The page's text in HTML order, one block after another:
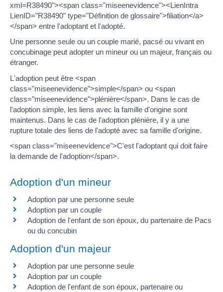
xml=R38490"><span class="miseenevidence"><LienIntra
LienID="R38490" type="Définition de glossaire">filiation</a>
</span> entre l'adoptant et l'adopté.
Une personne seule ou un couple marié, pacsé ou vivant en
concubinage peut adopter un mineur ou un majeur, français ou
étranger.
L'adoption peut être <span
class="miseenevidence">simple</span> ou <span
class="miseenevidence">plénière</span>. Dans le cas de
l'adoption simple, les liens avec la famille d'origine sont
maintenus. Dans le cas de l'adoption plénière, il y a une
rupture totale des liens de l'adopté avec sa famille d'origine.
<span class="miseenevidence">C'est l'adoptant qui doit faire
la demande de l'adoption</span>.
Adoption d'un mineur
Adoption par une personne seule
Adoption par un couple
Adoption de l'enfant de son époux, du partenaire de Pacs
ou du concubin
Adoption d'un majeur
Adoption par une personne seule
Adoption par un couple
Adoption de l'enfant de son époux, partenaire ou